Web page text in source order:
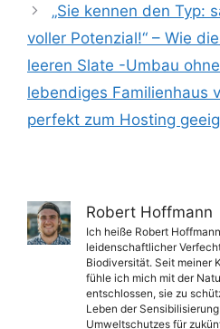
„Sie kennen den Typ:
voller Potenzial!“ – Wie
leeren Slate -Umbau
lebendiges Familienhaus
perfekt zum Hosting
Robert Hoffmann
Ich heiße Robert
leidenschaftlicher
Biodiversität. Seit meiner
fühle ich mich mit der
entschlossen, sie zu
Leben der
Umweltschutzes für